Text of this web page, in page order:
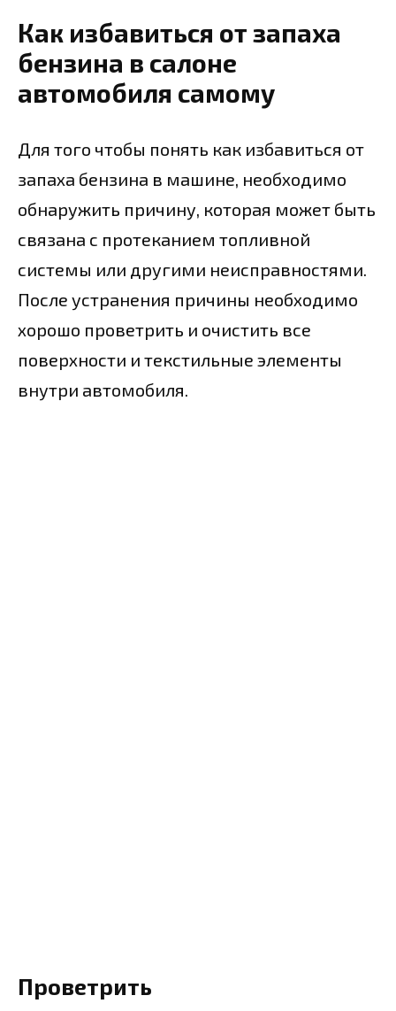
Как избавиться от запаха
бензина в салоне
автомобиля самому
Для того чтобы понять как избавиться от
запаха бензина в машине, необходимо
обнаружить причину, которая может быть
связана с протеканием топливной
системы или другими неисправностями.
После устранения причины необходимо
хорошо проветрить и очистить все
поверхности и текстильные элементы
внутри автомобиля.
Проветрить